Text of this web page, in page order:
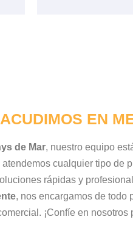
ACUDIMOS EN
de Mar, nuestro equipo
cualquier tipo de
rápidas y
, nos encargamos de todo
¡Confíe en